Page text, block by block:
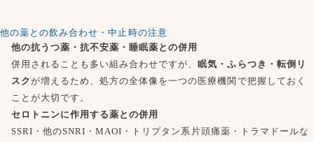
他の薬との飲み合わせ・中止時の注意
他の抗うつ薬・抗不安薬・睡眠薬との併用
併用されることも多い組み合わせですが、眠気・ふらつき・転倒リ
スクが増えるため、処方の全体像を一つの医療機関で把握しておく
ことが大切です。
セロトニンに作用する薬との併用
SSRI・他のSNRI・MAOI・トリプタン系片頭痛薬・トラマドールな